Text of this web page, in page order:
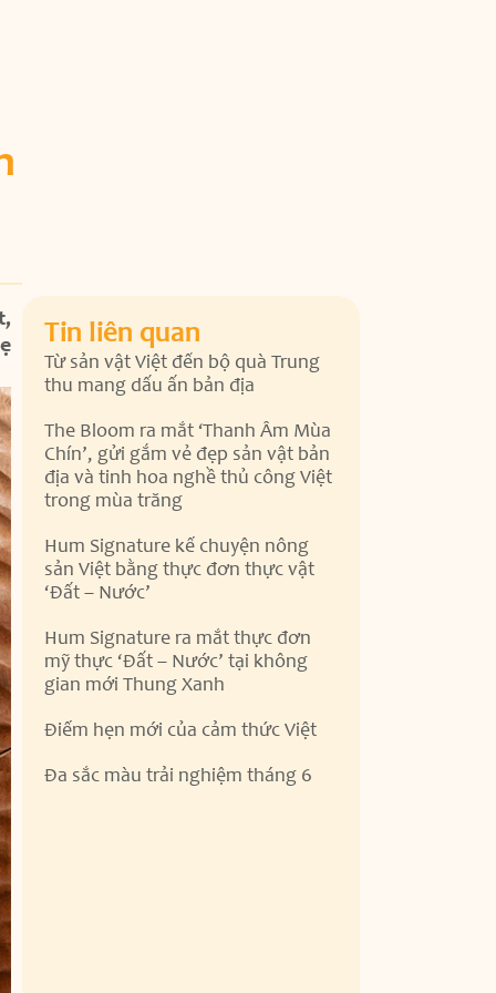
Tin liên quan
Từ sản vật Việt đến bộ quà Trung
thu mang dấu ấn bản địa
The Bloom ra mắt ‘Thanh Âm Mùa
Chín’, gửi gắm vẻ đẹp sản vật bản
địa và tinh hoa nghề thủ công Việt
trong mùa trăng
Hum Signature kể chuyện nông
sản Việt bằng thực đơn thực vật
‘Đất – Nước’
Hum Signature ra mắt thực đơn
mỹ thực ‘Đất – Nước’ tại không
gian mới Thung Xanh
Điểm hẹn mới của cảm thức Việt
Đa sắc màu trải nghiệm tháng 6